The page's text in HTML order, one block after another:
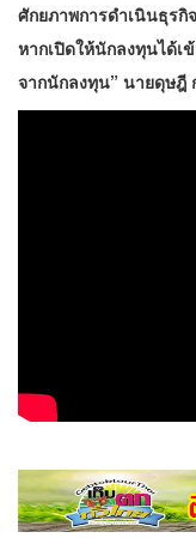
ศักยภาพการดำเนินธุรกิ
หากเปิดให้นักลงทุนได้เ
จากนักลงทุน” นายดุษฎี